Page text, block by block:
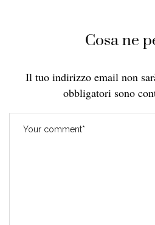
Cosa ne
Il tuo indirizzo email non
obbligatori sono